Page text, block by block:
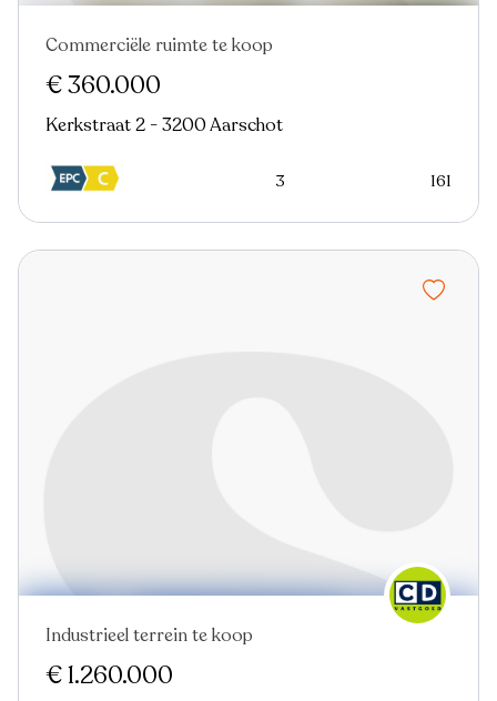
Nieuw
Commerciële ruimte te koop
€ 360.000
Kerkstraat 2 - 3200 Aarschot
3 161
Nieuw Virtual tour
Industrieel terrein te koop
€ 1.260.000